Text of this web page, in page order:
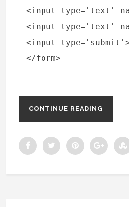
<input type='text'
<input type='text'
<input type='submit'>
CONTINUE READING